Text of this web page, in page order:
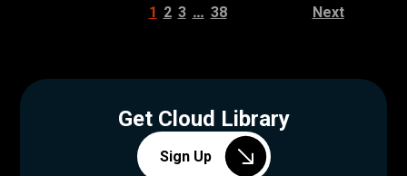
1 2 3 … 38 Next
Get Cloud Library
Sign Up